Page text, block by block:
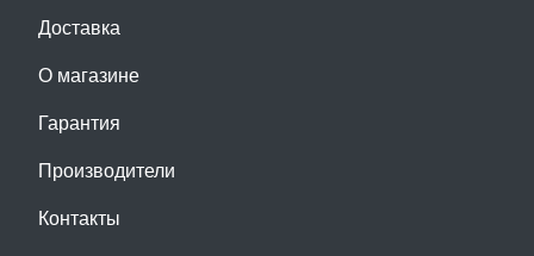
Доставка
О магазине
Гарантия
Производители
Контакты